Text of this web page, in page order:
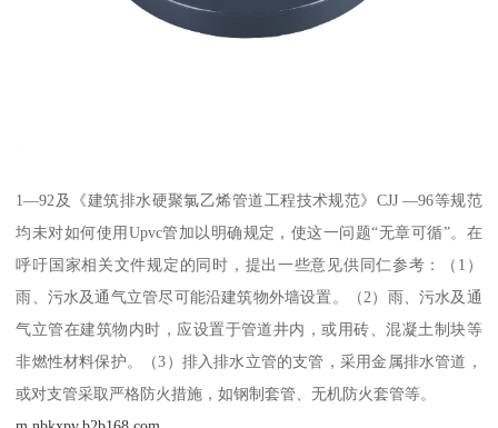
1—92及《建筑排水硬聚氯乙烯管道工程技术规范》CJJ —96等规范
均未对如何使用Upvc管加以明确规定，使这一问题“无章可循”。在
呼吁国家相关文件规定的同时，提出一些意见供同仁参考：（1）
雨、污水及通气立管尽可能沿建筑物外墙设置。（2）雨、污水及通
气立管在建筑物内时，应设置于管道井内，或用砖、混凝土制块等
非燃性材料保护。（3）排入排水立管的支管，采用金属排水管道，
或对支管采取严格防火措施，如钢制套管、无机防火套管等。